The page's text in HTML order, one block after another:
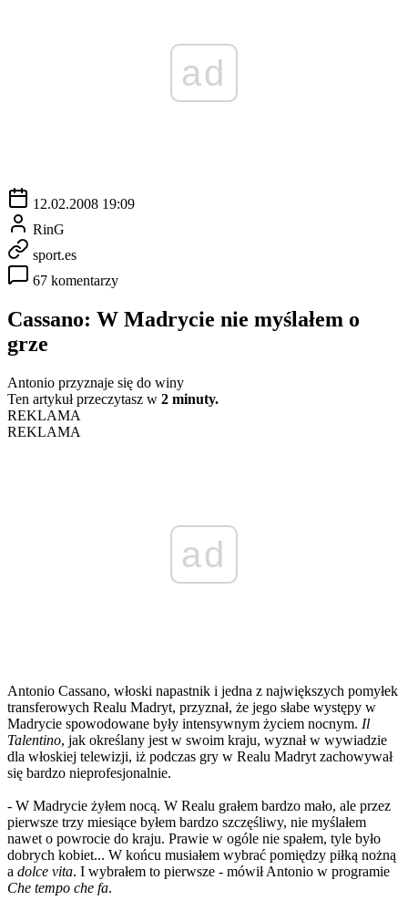
ad
12.02.2008 19:09
RinG
sport.es
67 komentarzy
Cassano: W Madrycie nie myślałem o
grze
Antonio przyznaje się do winy
Ten artykuł przeczytasz w 2 minuty.
REKLAMA
REKLAMA
ad
Antonio Cassano, włoski napastnik i jedna z największych pomyłek
transferowych Realu Madryt, przyznał, że jego słabe występy w
Madrycie spowodowane były intensywnym życiem nocnym. Il
Talentino, jak określany jest w swoim kraju, wyznał w wywiadzie
dla włoskiej telewizji, iż podczas gry w Realu Madryt zachowywał
się bardzo nieprofesjonalnie.
- W Madrycie żyłem nocą. W Realu grałem bardzo mało, ale przez
pierwsze trzy miesiące byłem bardzo szczęśliwy, nie myślałem
nawet o powrocie do kraju. Prawie w ogóle nie spałem, tyle było
dobrych kobiet... W końcu musiałem wybrać pomiędzy piłką nożną
a dolce vita. I wybrałem to pierwsze - mówił Antonio w programie
Che tempo che fa.